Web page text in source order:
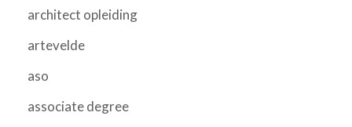
architect opleiding
artevelde
aso
associate degree